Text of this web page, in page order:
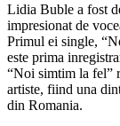
Lidia Buble a fost
impresionat de
Primul ei single,
este prima
“Noi simtim la fel”
artiste, fiind una
din Romania.